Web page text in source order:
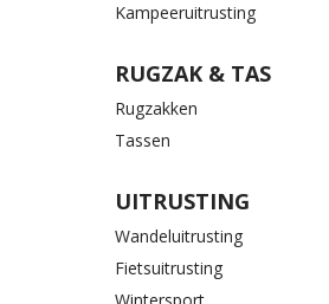
Kampeeruitrusting
RUGZAK & TAS
Rugzakken
Tassen
UITRUSTING
Wandeluitrusting
Fietsuitrusting